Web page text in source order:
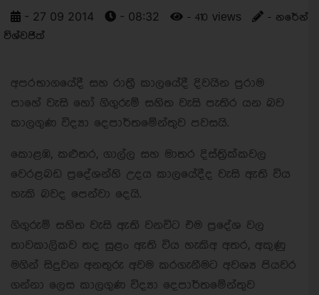
- 27 09 2014 - 08:32 - 410 views
- නරේන්
විශ්වජිත්
අපරභාගයේදී සහ රාත්‍රී කාලයේදී දිවයින පුරාම
පාහේ වැසි හෝ ගිගුරුම් සහිත වැසි පැතිර යන බව
කාලගුණ විද්‍යා දෙපාර්තමේන්තුව පවසයි.
කොළඹ, කළුතර, ගාල්ල සහ මාතර දිස්ත්‍රික්කවල
වෙරළබඩ ප්‍රදේශන්හි උදය කාලයේදීද වැසි ඇති විය
හැකි බවද පෙන්වා දෙයි.
ගිගුරුම් සහිත වැසි ඇති වනවිට එම ප්‍රදේශ වල
තාවකාලිකව තද සුළං ඇති විය හැකිඅ අතර, අකුණු
මගින් සිදුවන අනතුරු අවම කරගැනීමට අවශ්‍ය පියවර
ගන්නා ලෙස කාලගුණ විද්‍යා දෙපාර්තමේන්තුව